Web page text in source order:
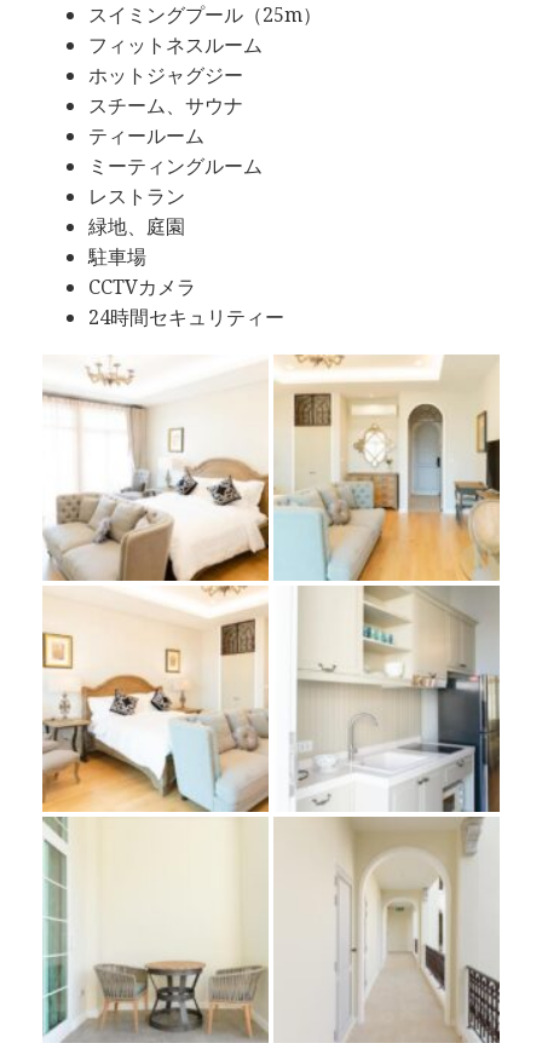
スイミングプール（25m）
フィットネスルーム
ホットジャグジー
スチーム、サウナ
ティールーム
ミーティングルーム
レストラン
緑地、庭園
駐車場
CCTVカメラ
24時間セキュリティー